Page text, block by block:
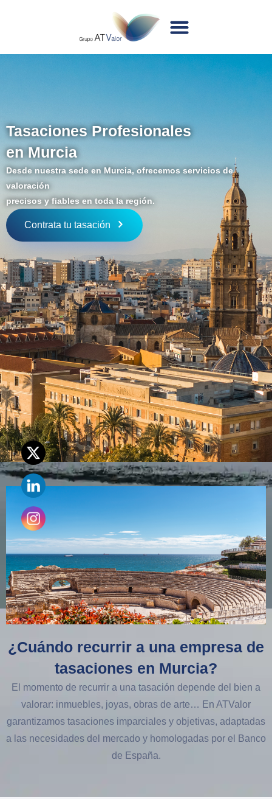
Tasaciones Profesionales
en Murcia
Desde nuestra sede en Murcia, ofrecemos servicios de
valoración
precisos y fiables en toda la región.
Contrata tu tasación
¿Cuándo recurrir a una empresa de
tasaciones en Murcia?
El momento de recurrir a una tasación depende del bien a
valorar: inmuebles, joyas, obras de arte… En ATValor
garantizamos tasaciones imparciales y objetivas, adaptadas
a las necesidades del mercado y homologadas por el Banco
de España.